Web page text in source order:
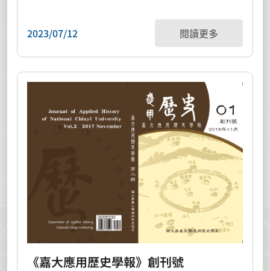
2023/07/12 閱讀更多
《嘉大應用歷史學報》創刊號